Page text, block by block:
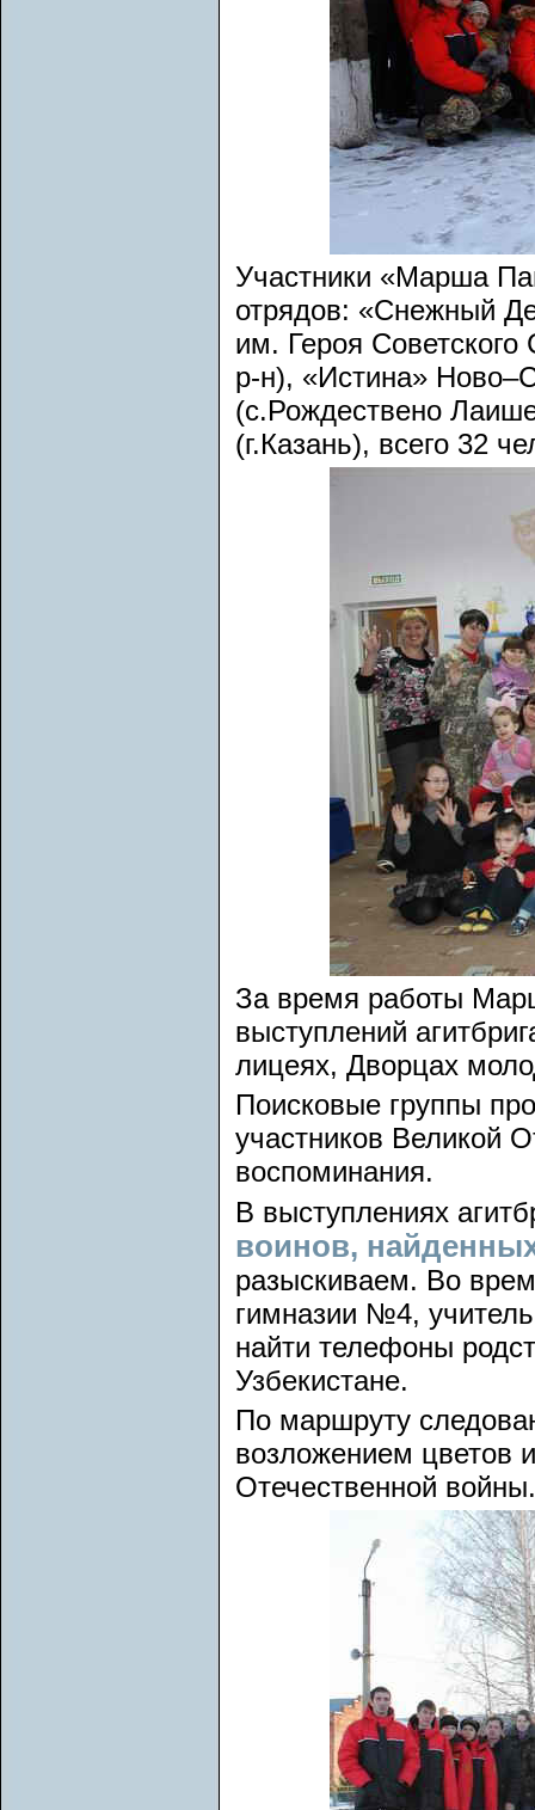
Участники «Марша
отрядов: «Снежный
им. Героя
р-н), «Истина»
(с.Рождествено
(г.Казань), всего 32
За время работы
выступлений
лицеях, Дворцах
Поисковые группы
участников Великой
воспоминания.
В выступлениях
воинов,
разыскиваем. Во
гимназии №4,
найти телефоны
Узбекистане.
По маршруту
возложением цветов
Отечественной войны.